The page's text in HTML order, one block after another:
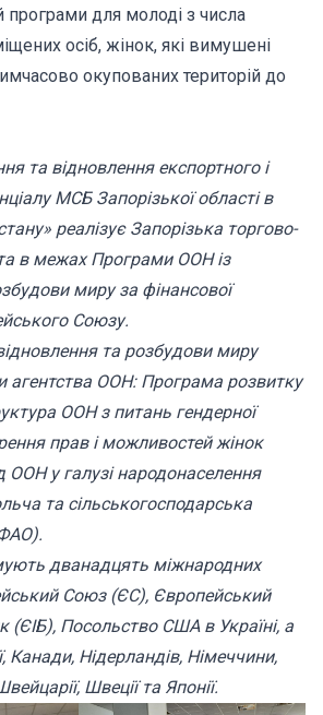
програми для молоді з числа
осіб, жінок, які вимушені
окупованих територій до
та відновлення експортного і
МСБ Запорізької області в
реалізує Запорізька торгово-
в межах Програми ООН із
миру за фінансової
Союзу.
та розбудови миру
агентства ООН: Програма розвитку
ООН з питань гендерної
прав і можливостей жінок
у галузі народонаселення
та сільськогосподарська
дванадцять міжнародних
Союз (ЄС), Європейський
(ЄІБ), Посольство США в Україні, а
Канади, Нідерландів, Німеччини,
Швеції та Японії.